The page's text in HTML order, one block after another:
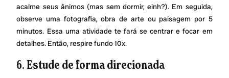
acalme seus ânimos (mas sem dormir, einh?). Em seguida,
observe uma fotografia, obra de arte ou paisagem por 5
minutos. Essa uma atividade te fará se centrar e focar em
detalhes. Então, respire fundo 10x.
6. Estude de forma direcionada